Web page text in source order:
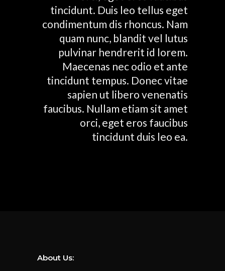
tincidunt. Duis leo tellus eget
condimentum dis rhoncus. Nam
quam nunc, blandit vel lutus
pulvinar hendrerit id lorem.
Maecenas nec odio et ante
tincidunt tempus. Donec vitae
sapien ut libero venenatis
faucibus. Nullam etiam sit amet
orci, eget eros faucibus
tincidunt duis leo ea.
About Us: